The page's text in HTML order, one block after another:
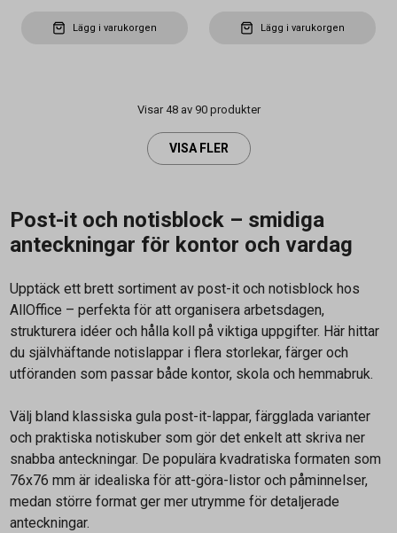
Lägg i varukorgen Lägg i varukorgen
Visar 48 av 90 produkter
VISA FLER
Post-it och notisblock – smidiga
anteckningar för kontor och vardag
Upptäck ett brett sortiment av post-it och notisblock hos
AllOffice – perfekta för att organisera arbetsdagen,
strukturera idéer och hålla koll på viktiga uppgifter. Här hittar
du självhäftande notislappar i flera storlekar, färger och
utföranden som passar både kontor, skola och hemmabruk.
Välj bland klassiska gula post-it-lappar, färgglada varianter
och praktiska notiskuber som gör det enkelt att skriva ner
snabba anteckningar. De populära kvadratiska formaten som
76x76 mm är idealiska för att-göra-listor och påminnelser,
medan större format ger mer utrymme för detaljerade
anteckningar.